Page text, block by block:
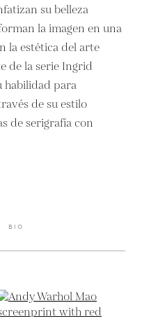
su belleza
la imagen en una
la estética del arte
de la serie Ingrid
habilidad para
de su estilo
de serigrafía con
BIO